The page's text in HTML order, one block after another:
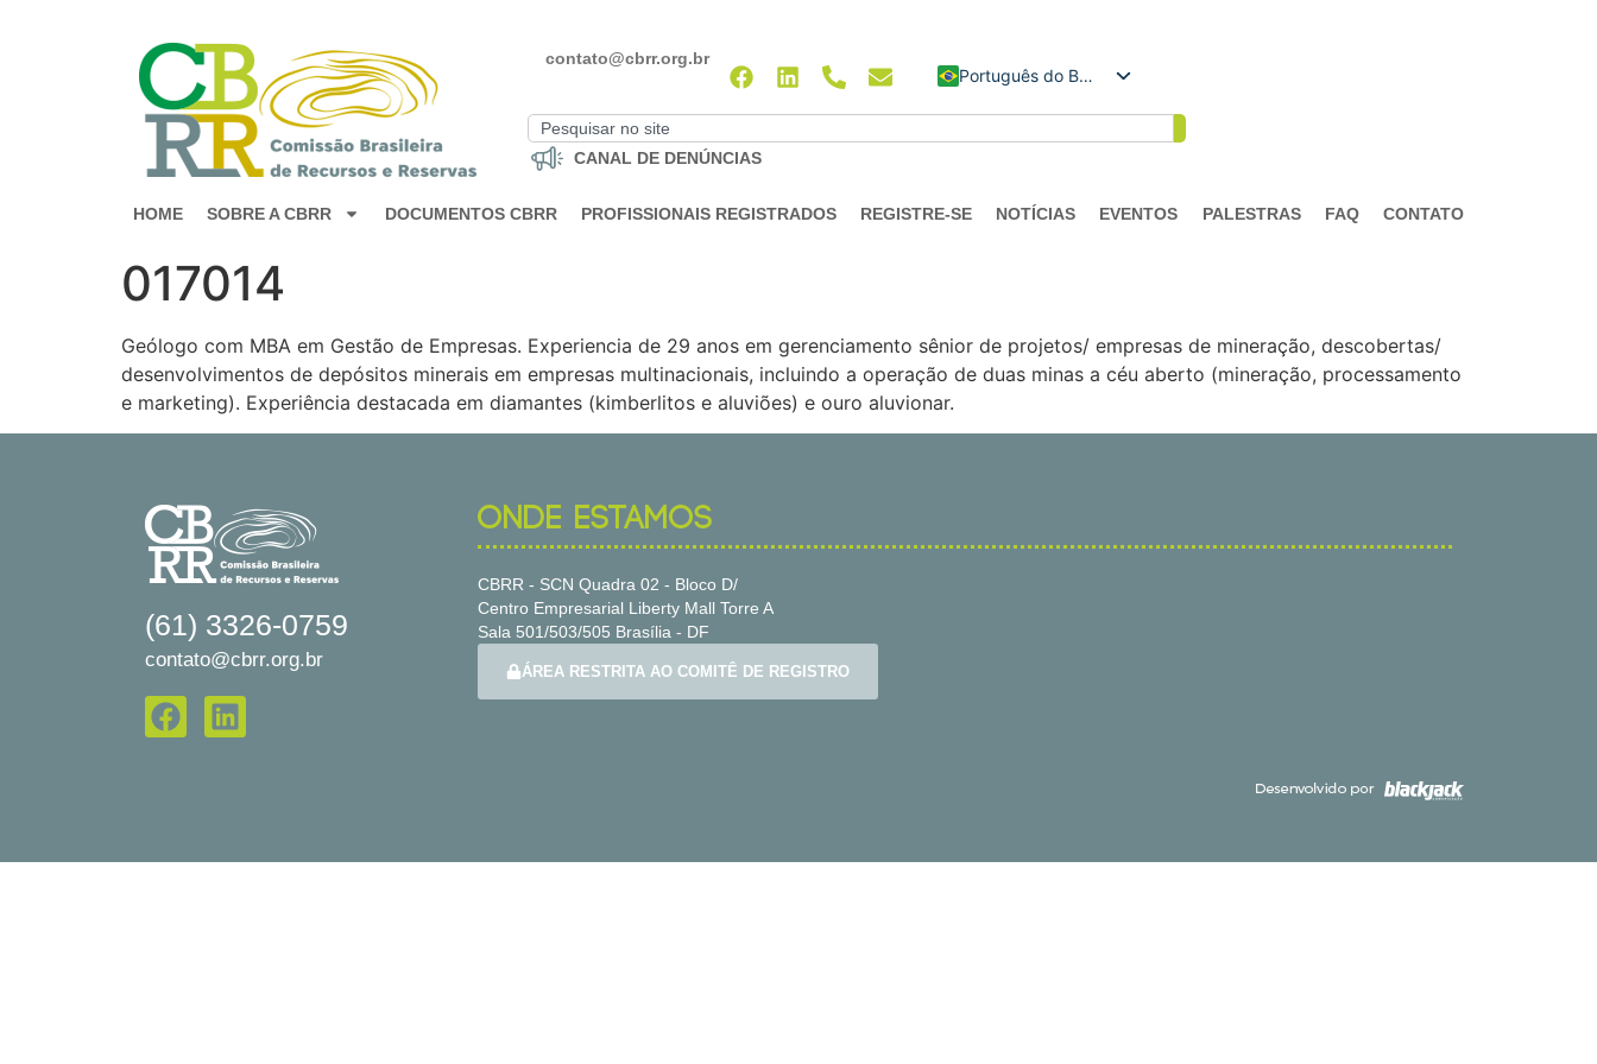
contato@cbrr.org.br
Português do Brasil
English
CANAL DE DENÚNCIAS
HOME SOBRE A CBRR DOCUMENTOS CBRR PROFISSIONAIS REGISTRADOS REGISTRE-SE NOTÍCIAS EVENTOS PALESTRAS FAQ CONTATO
017014
Geólogo com MBA em Gestão de Empresas. Experiencia de 29 anos em gerenciamento sênior de projetos/ empresas de mineração, descobertas/
desenvolvimentos de depósitos minerais em empresas multinacionais, incluindo a operação de duas minas a céu aberto (mineração, processamento
e marketing). Experiência destacada em diamantes (kimberlitos e aluviões) e ouro aluvionar.
(61) 3326-0759
contato@cbrr.org.br
ONDE ESTAMOS
CBRR - SCN Quadra 02 - Bloco D/
Centro Empresarial Liberty Mall Torre A
Sala 501/503/505 Brasília - DF
ÁREA RESTRITA AO COMITÊ DE REGISTRO